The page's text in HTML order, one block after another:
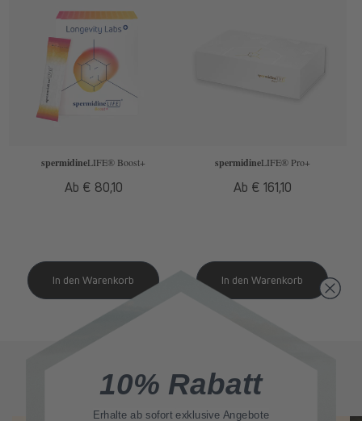
spermidineLIFE® Boost+
Normaler
Ab € 80,10
spermidineLIFE® Pro+
Normaler
Ab € 161,10
Ähnliche Beitrage
10% Rabatt
Erhalte ab sofortexklusive Angebote